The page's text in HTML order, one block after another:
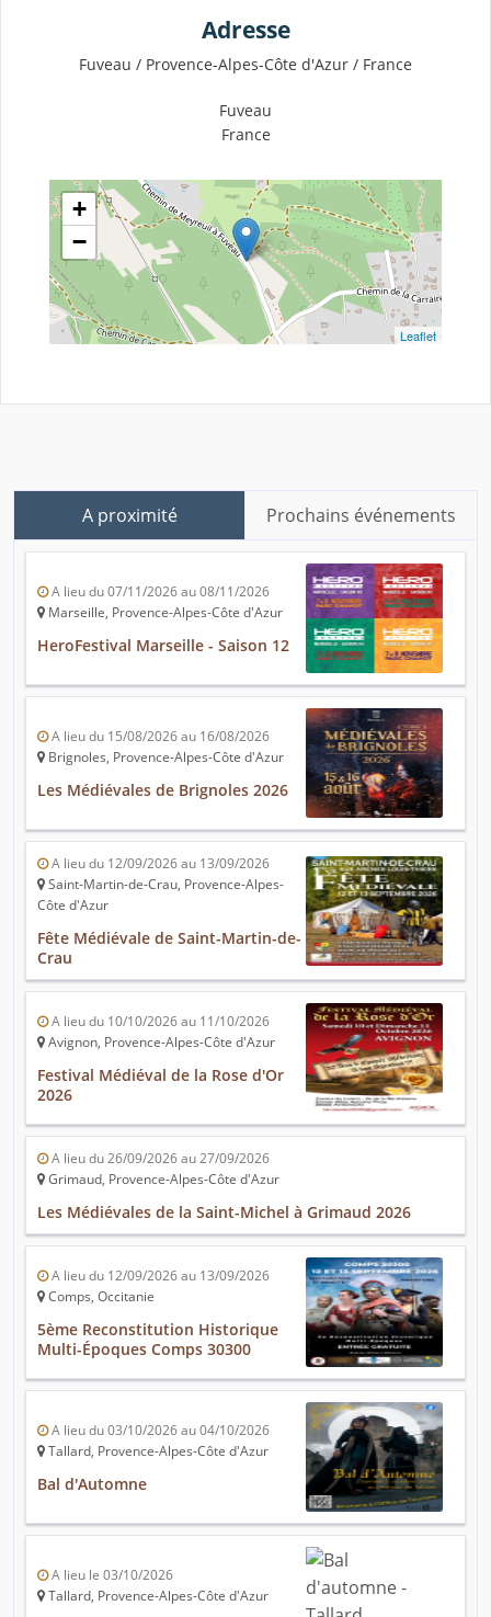
Adresse
Fuveau / Provence-Alpes-Côte d'Azur / France
Fuveau
France
+
−
Leaflet
A proximité Prochains événements
A lieu du 07/11/2026 au 08/11/2026
Marseille, Provence-Alpes-Côte d'Azur
HeroFestival Marseille - Saison 12
A lieu du 15/08/2026 au 16/08/2026
Brignoles, Provence-Alpes-Côte d'Azur
Les Médiévales de Brignoles 2026
A lieu du 12/09/2026 au 13/09/2026
Saint-Martin-de-Crau, Provence-Alpes-
Côte d'Azur
Fête Médiévale de Saint-Martin-de-
Crau
A lieu du 10/10/2026 au 11/10/2026
Avignon, Provence-Alpes-Côte d'Azur
Festival Médiéval de la Rose d'Or
2026
A lieu du 26/09/2026 au 27/09/2026
Grimaud, Provence-Alpes-Côte d'Azur
Les Médiévales de la Saint-Michel à Grimaud 2026
A lieu du 12/09/2026 au 13/09/2026
Comps, Occitanie
5ème Reconstitution Historique
Multi-Époques Comps 30300
A lieu du 03/10/2026 au 04/10/2026
Tallard, Provence-Alpes-Côte d'Azur
Bal d'Automne
A lieu le 03/10/2026
Tallard, Provence-Alpes-Côte d'Azur